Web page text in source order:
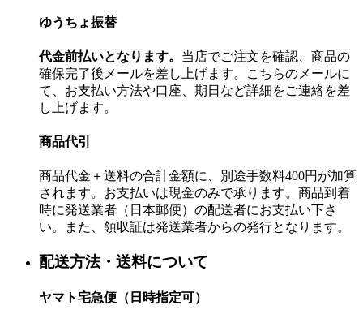
ゆうちょ振替
代金前払いとなります。 当店でご注文を確認、商品の
確保完了後メールを差し上げます。こちらのメールに
て、お支払い方法や口座、期日など詳細をご連絡を差
し上げます。
商品代引
商品代金＋送料の合計金額に、別途手数料400円が加算
されます。お支払いは現金のみで承ります。商品到着
時に発送業者（日本郵便）の配送者にお支払い下さ
い。また、領収証は発送業者からの発行となります。
配送方法・送料について
ヤマト宅急便（日時指定可）